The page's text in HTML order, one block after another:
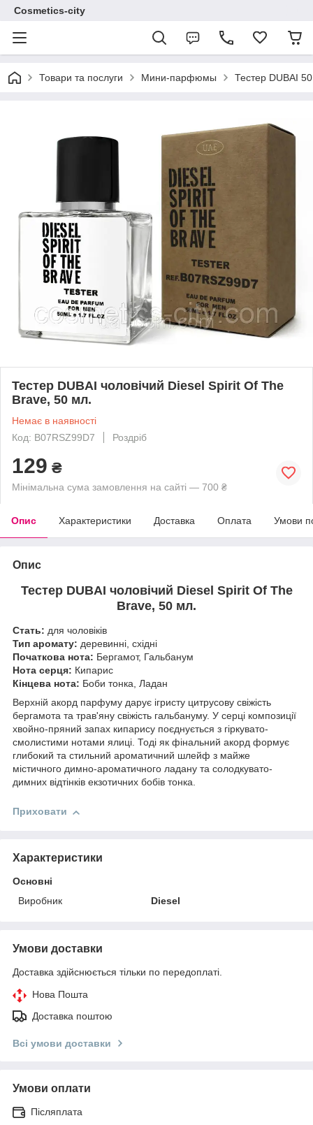
Cosmetics-city
Товари та послуги Мини-парфюмы Тестер DUBAI
Тестер DUBAI чоловічий Diesel Spirit Of The
Brave, 50 мл.
Немає в наявності
Код: B07RSZ99D7
Роздріб
129 ₴
Мінімальна сума замовлення на сайті — 700 ₴
Опис Характеристики Доставка Оплата Умови
Опис
Тестер DUBAI чоловічий Diesel Spirit Of The
Brave, 50 мл.
Стать: для чоловіків
Тип аромату: деревинні, східні
Початкова нота: Бергамот, Гальбанум
Нота серця: Кипарис
Кінцева нота: Боби тонка, Ладан
Верхній акорд парфуму дарує ігристу цитрусову свіжість
бергамота та трав'яну свіжість гальбануму. У серці композиції
хвойно-пряний запах кипарису поєднується з гіркувато-
смолистими нотами ялиці. Тоді як фінальний акорд формує
глибокий та стильний ароматичний шлейф з майже
містичного димно-ароматичного ладану та солодкувато-
димних відтінків екзотичних бобів тонка.
Приховати
Характеристики
Основні
Виробник
Diesel
Умови доставки
Доставка здійснюється тільки по передоплаті.
Нова Пошта
Доставка поштою
Всі умови доставки
Умови оплати
Післяплата